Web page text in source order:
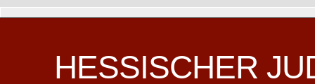
HESSISCHER